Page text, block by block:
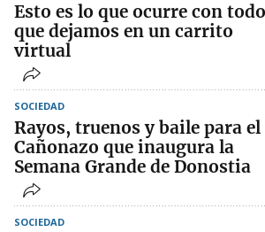
Esto es lo que ocurre con
que dejamos en un carrito
virtual
SOCIEDAD
Rayos, truenos y baile para el
Cañonazo que inaugura la
Semana Grande de Donostia
SOCIEDAD